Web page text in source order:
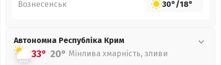
Вознесенськ 30°/18°
Автономна Республіка Крим
33° 20° Мінлива хмарність, зливи